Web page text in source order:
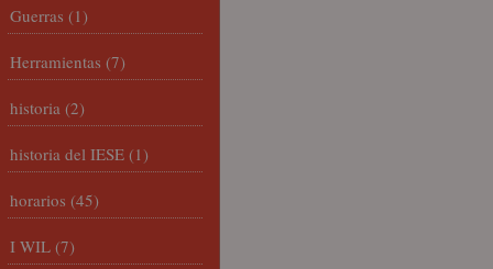
Guerras (1)
Herramientas (7)
historia (2)
historia del IESE (1)
horarios (45)
I WIL (7)